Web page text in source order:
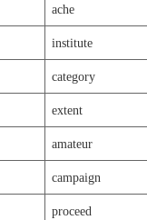
ache
institute
category
extent
amateur
campaign
proceed